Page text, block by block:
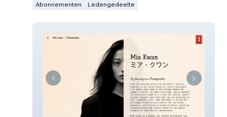
Abonnementen Ledengedeelte